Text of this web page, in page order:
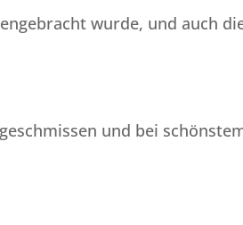
wurde, und auch
und bei